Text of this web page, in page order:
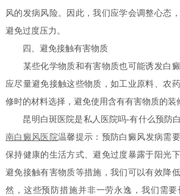
风的发病风险。因此，我们应学会调整心态
避免过度压力。
四、避免接触有害物质
某些化学物质和有害物质也可能诱发白癜
应尽量避免接触这些物质，如工业原料、农
修时的材料选择，避免使用含有有害物质的装
昆明白斑医院是私人医院吗-有什么预防白
南白癜风医院温馨提示：预防白癜风发病需
保持健康的生活方式、避免过度暴露于阳光
避免接触有害物质等措施，我们可以有效降
然，这些预防措施并非一劳永逸，我们需